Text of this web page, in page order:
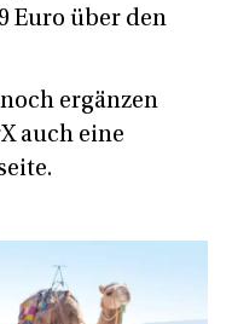
Euro über den
ergänzen
auch eine